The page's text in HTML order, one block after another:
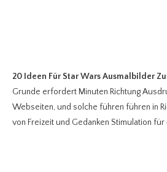
20 Ideen Für Star Wars Ausmalbilder
Grunde erfordert Minuten Richtung
Webseiten, und solche führen führen in
von Freizeit und Gedanken Stimulation